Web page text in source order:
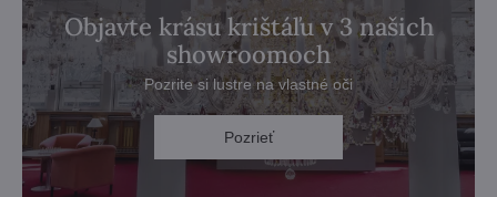
Objavte krásu krištáľu v 3 našich
showroomoch
Pozrite si lustre na vlastné oči
Pozrieť